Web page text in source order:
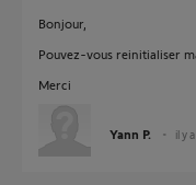
Bonjour,
Pouvez-vous reinitialiser
Merci
Yann P. il y